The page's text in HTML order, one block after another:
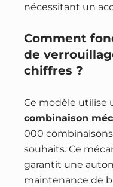
nécessitant un
Comment
de
chiffres ?
Ce modèle utilise
combinaison
000
souhaits. Ce
garantit une
maintenance de